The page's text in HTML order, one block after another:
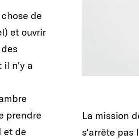
de
et ouvrir
il n'y a
prendre
et de
La mission
s'arrête pas